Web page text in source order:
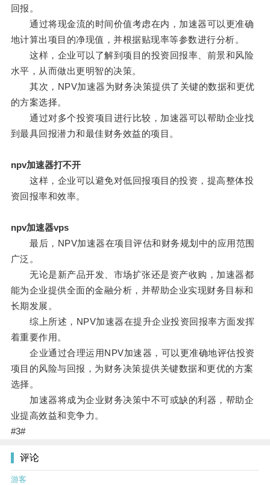
回报。
通过将现金流的时间价值考虑在内，加速器可以更准确
地计算出项目的净现值，并根据贴现率等参数进行分析。
这样，企业可以了解到项目的投资回报率、前景和风险
水平，从而做出更明智的决策。
其次，NPV加速器为财务决策提供了关键的数据和更优
的方案选择。
通过对多个投资项目进行比较，加速器可以帮助企业找
到最具回报潜力和最佳财务效益的项目。
npv加速器打不开
这样，企业可以避免对低回报项目的投资，提高整体投
资回报率和效率。
npv加速器vps
最后，NPV加速器在项目评估和财务规划中的应用范围
广泛。
无论是新产品开发、市场扩张还是资产收购，加速器都
能为企业提供全面的金融分析，并帮助企业实现财务目标和
长期发展。
综上所述，NPV加速器在提升企业投资回报率方面发挥
着重要作用。
企业通过合理运用NPV加速器，可以更准确地评估投资
项目的风险与回报，为财务决策提供关键数据和更优的方案
选择。
加速器将成为企业财务决策中不可或缺的利器，帮助企
业提高效益和竞争力。
#3#
评论
游客